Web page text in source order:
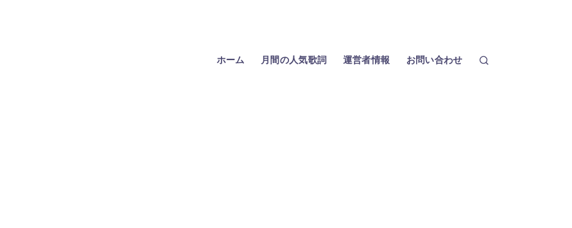
ホーム 月間の人気歌詞 運営者情報 お問い合わせ